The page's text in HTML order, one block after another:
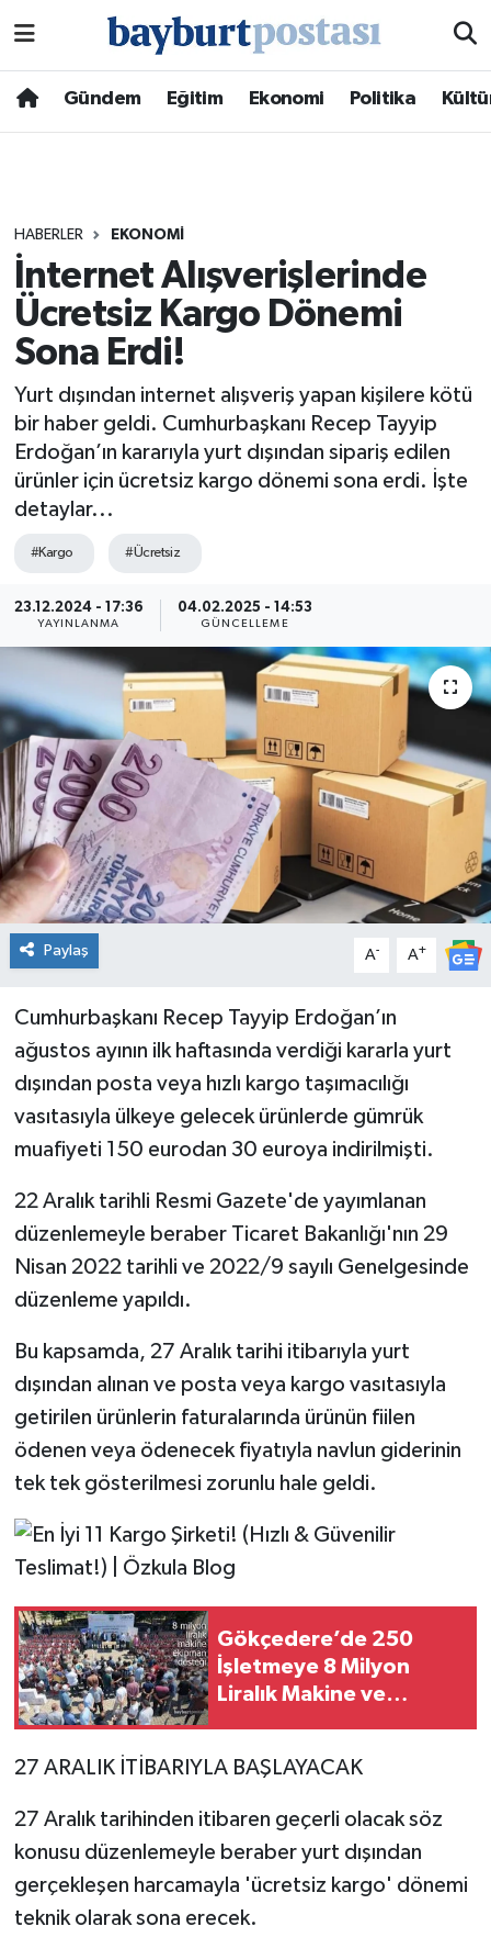
Gündem Eğitim Ekonomi Politika
HABERLER EKONOMI
İnternet Alışverişlerinde
Ücretsiz Kargo Dönemi
Sona Erdi!
Yurt dışından internet alışveriş yapan kişilere kötü
bir haber geldi. Cumhurbaşkanı Recep Tayyip
Erdoğan’ın kararıyla yurt dışından sipariş edilen
ürünler için ücretsiz kargo dönemi sona erdi. İşte
detaylar...
#Kargo #Ücretsiz
23.12.2024 - 17:36
YAYINLANMA
04.02.2025 - 14:53
GÜNCELLEME
Paylaş A- A+
Cumhurbaşkanı Recep Tayyip Erdoğan’ın
ağustos ayının ilk haftasında verdiği kararla yurt
dışından posta veya hızlı kargo taşımacılığı
vasıtasıyla ülkeye gelecek ürünlerde gümrük
muafiyeti 150 eurodan 30 euroya indirilmişti.
22 Aralık tarihli Resmi Gazete'de yayımlanan
düzenlemeyle beraber Ticaret Bakanlığı'nın 29
Nisan 2022 tarihli ve 2022/9 sayılı Genelgesinde
düzenleme yapıldı.
Bu kapsamda, 27 Aralık tarihi itibarıyla yurt
dışından alınan ve posta veya kargo vasıtasıyla
getirilen ürünlerin faturalarında ürünün fiilen
ödenen veya ödenecek fiyatıyla navlun giderinin
tek tek gösterilmesi zorunlu hale geldi.
Gökçedere’de 250
İşletmeye 8 Milyon
Liralık Makine ve
27 ARALIK İTİBARIYLA BAŞLAYACAK
27 Aralık tarihinden itibaren geçerli olacak söz
konusu düzenlemeyle beraber yurt dışından
gerçekleşen harcamayla 'ücretsiz kargo' dönemi
teknik olarak sona erecek.
Hava Durumu
Süper Lig Puan Durumu ve Fikstür
Tüm Manşetler
Son Dakika Haberleri
Haber Arşivi